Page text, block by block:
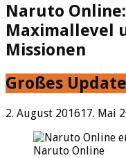
Naruto
Maximallevel
Missionen
Großes
2. August 201617. Mai
Naruto Online